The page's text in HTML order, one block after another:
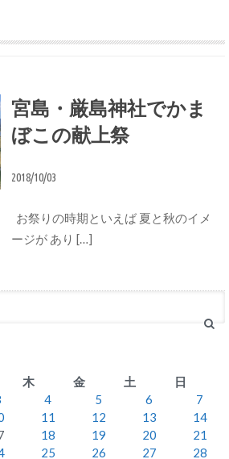
宮島・厳島神社でかま
ぼこの献上祭
2018/10/03
お祭りの時期といえば 夏と秋のイメ
ージが あり […]
木 金 土
日
4 5 6
7
11 12 13
14
18 19 20
21
25 26 27
28